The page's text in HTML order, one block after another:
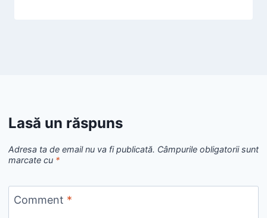
Lasă un răspuns
Adresa ta de email nu va fi publicată. Câmpurile obligatorii sunt
marcate cu *
Comment *